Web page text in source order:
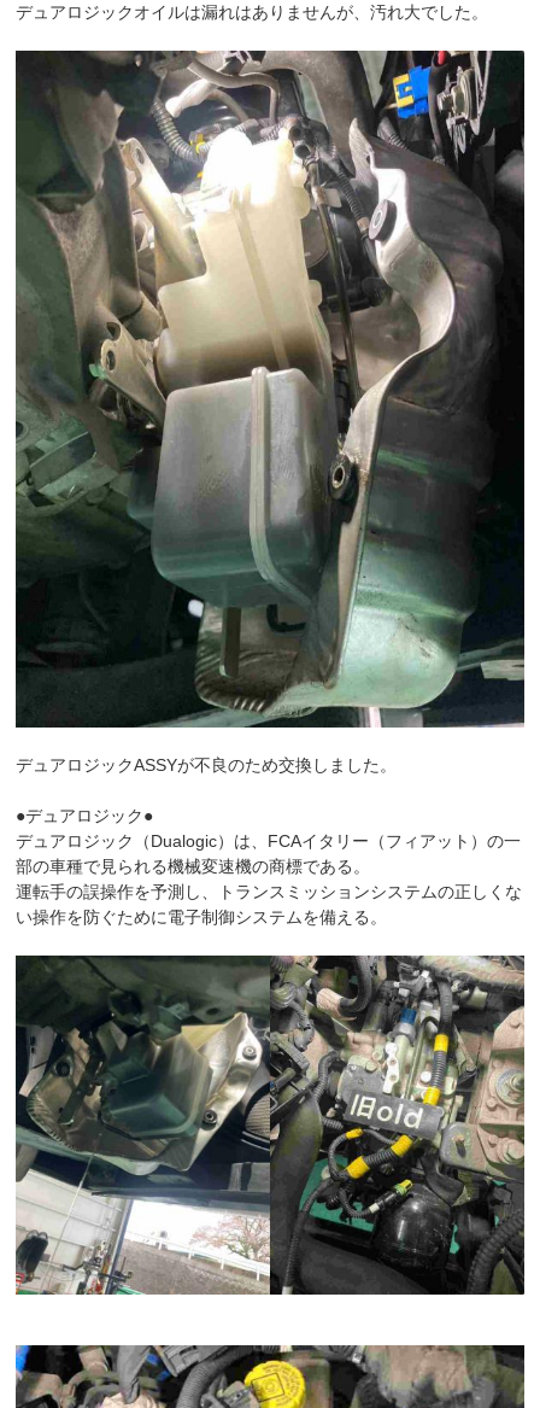
デュアロジックオイルは漏れはありませんが、汚れ大でした。
デュアロジックASSYが不良のため交換しました。
●デュアロジック●
デュアロジック（Dualogic）は、FCAイタリー（フィアット）の一
部の車種で見られる機械変速機の商標である。
運転手の誤操作を予測し、トランスミッションシステムの正しくな
い操作を防ぐために電子制御システムを備える。